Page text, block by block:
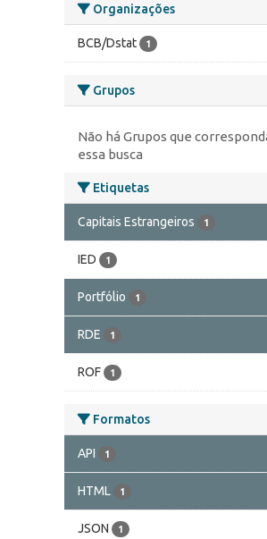
Organizações
BCB/Dstat 1
Grupos
Não há Grupos que
essa busca
Etiquetas
Capitais Estrangeiros 1
IED 1
Portfólio 1
RDE 1
ROF 1
Formatos
API 1
HTML 1
JSON 1